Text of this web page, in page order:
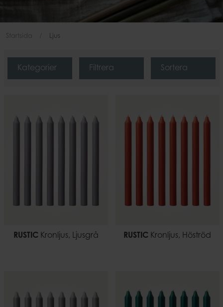
Startsida Ljus
Kategorier Filtrera Sortera
RUSTICKronljus, Ljusgrå RUSTIC Kronljus, Höströd